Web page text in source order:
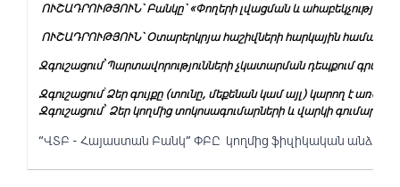
ՈՒՇԱԴՐՈՒԹՅՈՒՆ` Բանկը` «Փողերի լվացման և ահաբեկչության
ՈՒՇԱԴՐՈՒԹՅՈՒՆ` Օտարերկրյա հաշիվների հարկային
Զգուշացում՝ Պարտավորությունների չկատարման դեպքում գրավը
Զգուշացում՝Ձեր գույքը (տունը, մեքենան կամ այլ) կարող է
Զգուշացում՝ Ձեր կողմից տոկոսագումարների և վարկի գումարի
“ՎՏԲ - Հայաստան Բանկ” ՓԲԸ կողմից ֆիզիկական անձանց